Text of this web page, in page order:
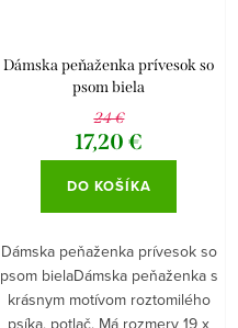
Dámska peňaženka prívesok so
psom biela
24 €
17,20 €
DO KOŠÍKA
Dámska peňaženka prívesok so
psom bielaDámska peňaženka s
krásnym motívom roztomilého
psíka, potlač. Má rozmery 19 x